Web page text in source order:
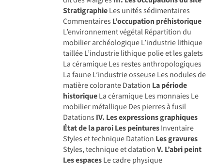
StratigraphieLes unités sédimentaires
Commentaires L’occupation préhistorique
L’environnement végétal Répartition du
mobilier archéologique L’industrie lithique
taillée L’industrie lithique polie et les galets
La céramique Les restes anthropologiques
La faune L’industrie osseuse Les nodules de
matière colorante Datation La période
historiqueLa céramique Les monnaies Le
mobilier métallique Des pierres à fusil
Datations IV. Les expressions graphiques
État de la paroiLes peinturesInventaire
Styles et technique Datation Les gravures
Styles, technique et datationV. L’abri peint
Les espacesLe cadre physique